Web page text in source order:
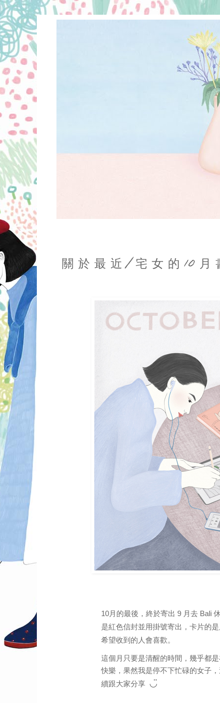
關 於 最 近 / 宅 女 的 10 月
10月的最後，終於寄出 9 月去 Bali
是紅色信封並用掛號寄出，卡片的
希望收到的人會喜歡。
這個月只要是清醒的時間，幾乎都
快樂，果然我是停不下忙碌的女子
續跟大家分享 ◡̈